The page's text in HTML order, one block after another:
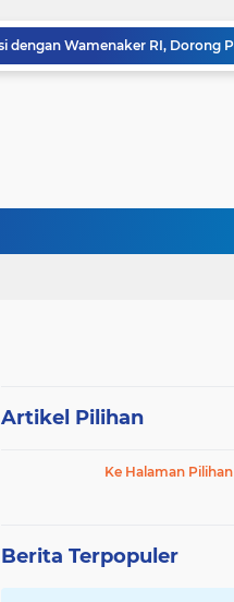
Artikel Pilihan
Ke Halaman Pilihan
Berita Terpopuler